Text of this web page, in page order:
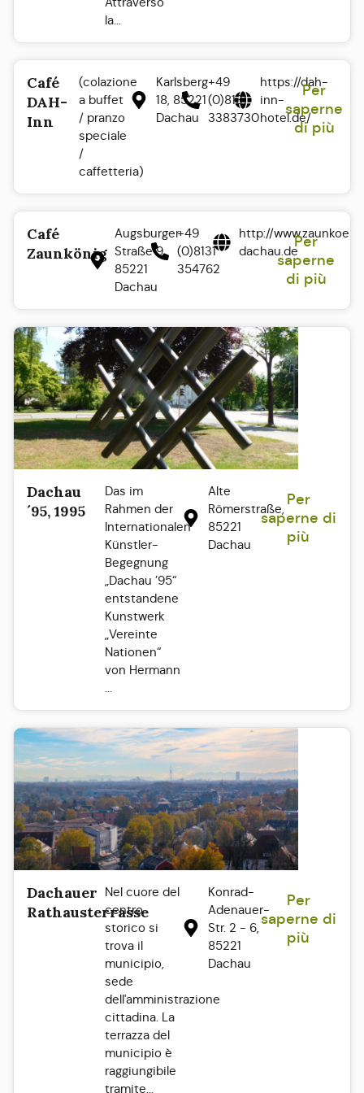
la...
Café
DAH-
Inn
(colazione
a buffet
/ pranzo
speciale
/
caffetteria)
Karlsberg
18, 85221
Dachau
+49
(0)8131
3383730
https://dah-
inn-
hotel.de/
Per
saperne
di più
Café
Zaunkönig
Augsburger
Straße 9.
85221
Dachau
+49
(0)8131
354762
http://
dachau.de
Per
saperne
di più
Dachau
´95, 1995
Das im
Rahmen der
Internationalen
Künstler-
Begegnung
„Dachau ’95“
entstandene
Kunstwerk
„Vereinte
Nationen“
von Hermann
...
Alte
Römerstraße,
85221
Dachau
Per
saperne di
più
Dachauer
Rathausterrasse
Nel cuore del
centro
storico si
trova il
municipio,
sede
dell'amministrazione
cittadina. La
terrazza del
municipio è
raggiungibile
tramite...
Konrad-
Adenauer-
Str. 2 - 6,
85221
Dachau
Per
saperne di
più